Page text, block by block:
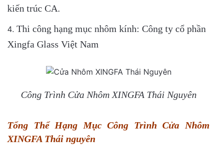
kiến trúc CA.
Thi công hạng mục nhôm kính: Công ty cổ phần
Xingfa Glass Việt Nam
Công Trình Cửa Nhôm XINGFA Thái Nguyên
Tổng Thể Hạng Mục Công Trình Cửa Nhôm
XINGFA Thái nguyên